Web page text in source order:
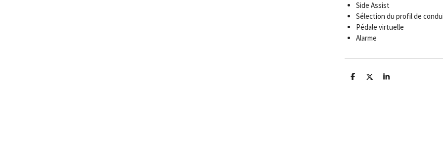
Side Assist
Sélection du profil de
Pédale virtuelle
Alarme
P
P
P